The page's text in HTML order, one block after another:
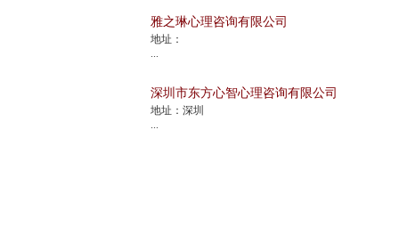
雅之琳心理咨询有限公司
地址：
深圳市东方心智心理咨询有限公司
地址：深圳